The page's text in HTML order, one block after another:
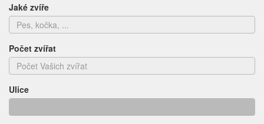
Jaké zvíře
Počet zvířat
Ulice